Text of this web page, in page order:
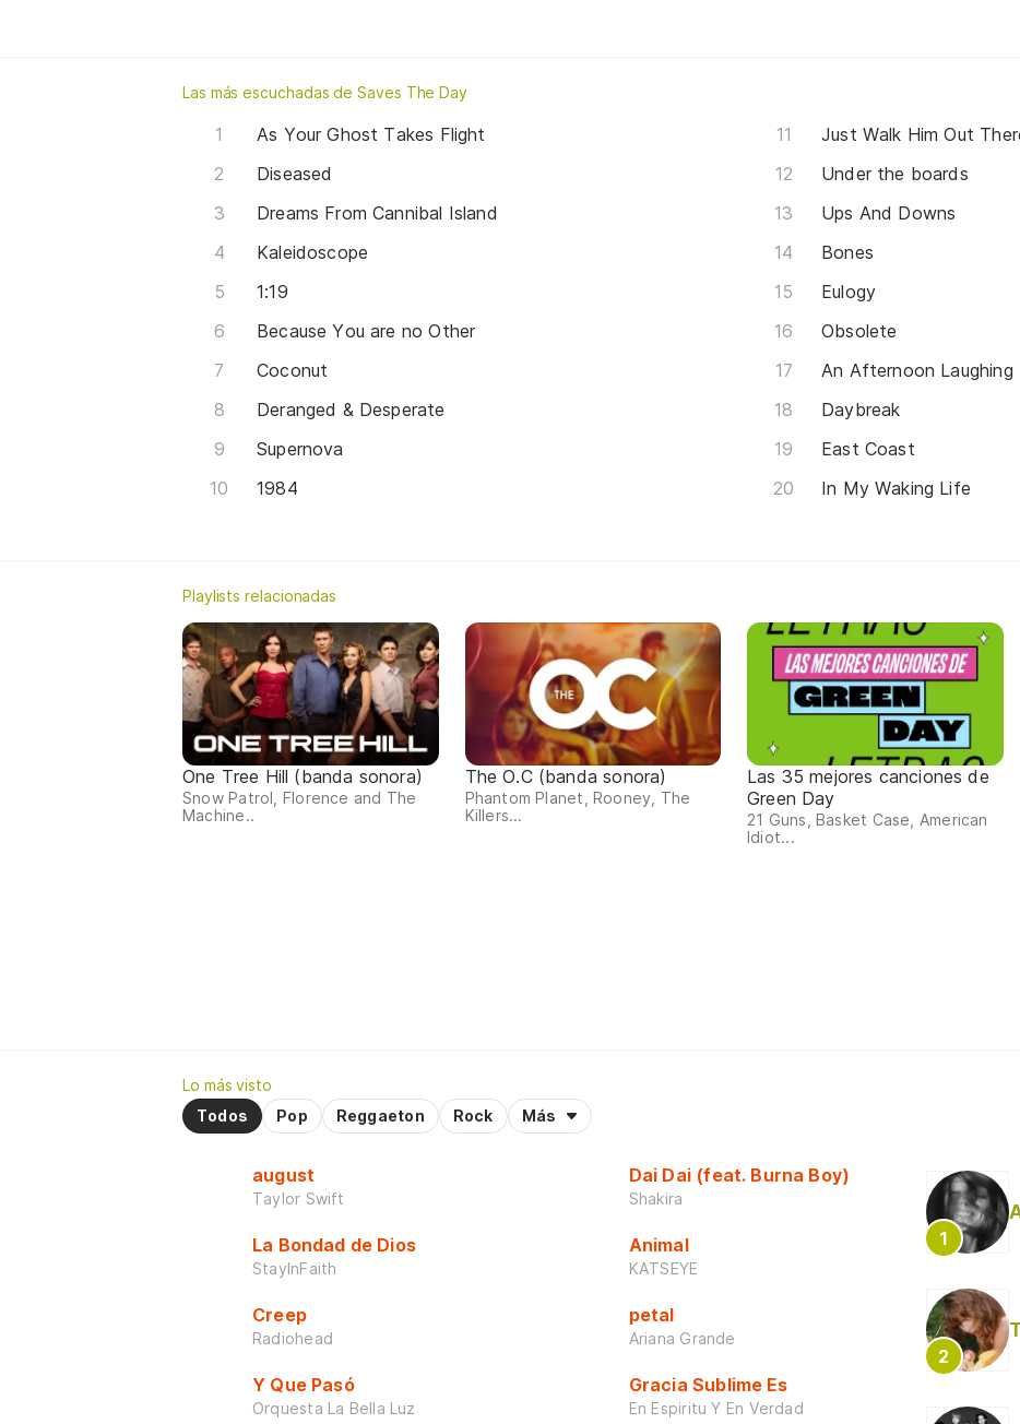
Las más escuchadas de Saves The Day
As Your Ghost Takes Flight
Diseased
Dreams From Cannibal Island
Kaleidoscope
1:19
Because You are no Other
Coconut
Deranged & Desperate
Supernova
1984
Just Walk Him Out
Under the boards
Ups And Downs
Bones
Eulogy
Obsolete
An Afternoon Laughing
Daybreak
East Coast
In My Waking Life
Playlists relacionadas
One Tree Hill (banda sonora)
Snow Patrol, Florence and The
Machine..
The O.C (banda sonora)
Phantom Planet, Rooney, The
Killers...
Las 35 mejores canciones de
Green Day
21 Guns, Basket Case, American
Idiot...
Lo más visto
Todos
Pop Reggaeton Rock Más
august
Taylor Swift
La Bondad de Dios
StayInFaith
Creep
Radiohead
Y Que Pasó
Orquesta La Bella Luz
Dai Dai (feat. Burna Boy)
Shakira
Animal
KATSEYE
petal
Ariana Grande
Gracia Sublime Es
En Espiritu Y En Verdad